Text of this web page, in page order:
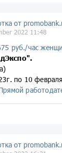
от
2022 11:48
руб./час
по 10
от